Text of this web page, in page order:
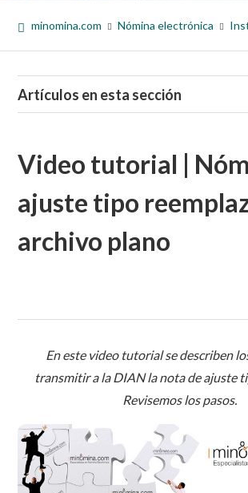
minomina.com Nómina electrónica
Artículos en esta sección
Video tutorial |
ajuste tipo
archivo plano
En este video tutorial se describen
transmitir a la DIAN la nota de ajuste
Revisemos los pasos.